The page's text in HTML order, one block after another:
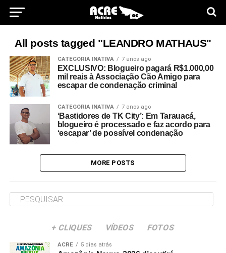
All posts tagged "LEANDRO MATHAUS"
CATEGORIA INATIVA 7 anos ago
EXCLUSIVO: Blogueiro pagará R$1.000,00
mil reais à Associação Cão Amigo para
escapar de condenação criminal
CATEGORIA INATIVA 7 anos ago
‘Bastidores de TK City’: Em Tarauacá,
blogueiro é processado e faz acordo para
‘escapar’ de possível condenação
MORE POSTS
+ CLIQUES VÍDEOS FOTOS
ACRE 5 dias atrás